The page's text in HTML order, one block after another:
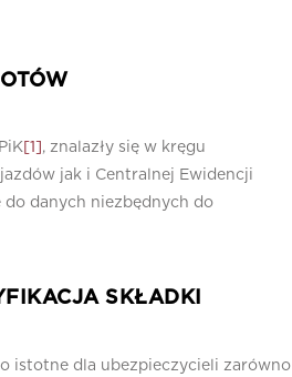
[1] , znalazły się w kręgu
jak i Centralnej Ewidencji
do danych niezbędnych do
SKŁADKI
istotne dla ubezpieczycieli zarówno